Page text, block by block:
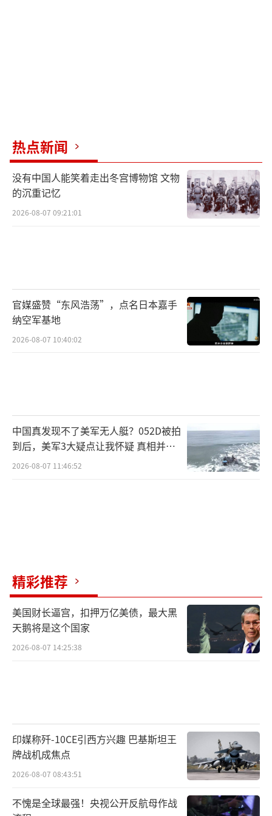
热点新闻
没有中国人能笑着走出冬宫博物馆 文物
的沉重记忆
2026-08-07 09:21:01
官媒盛赞“东风浩荡”，点名日本嘉手
纳空军基地
2026-08-07 10:40:02
中国真发现不了美军无人艇？052D被拍
到后，美军3大疑点让我怀疑 真相并非
如此
2026-08-07 11:46:52
精彩推荐
美国财长逼宫，扣押万亿美债，最大黑
天鹅将是这个国家
2026-08-07 14:25:38
印媒称歼-10CE引西方兴趣 巴基斯坦王
牌战机成焦点
2026-08-07 08:43:51
不愧是全球最强！央视公开反航母作战